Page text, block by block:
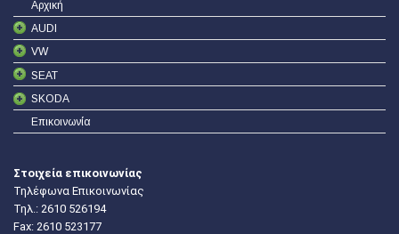
Αρχική
AUDI
VW
SEAT
SKODA
Επικοινωνία
Στοιχεία επικοινωνίας
Τηλέφωνα Επικοινωνίας
Τηλ.: 2610 526194
Fax: 2610 523177